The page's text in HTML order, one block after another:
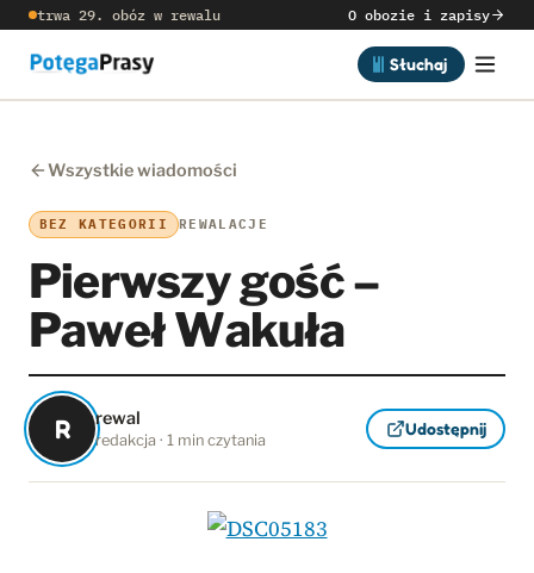
trwa 29. obóz w rewalu O obozie i zapisy
Słuchaj
Wszystkie wiadomości
BEZ KATEGORII REWALACJE
Pierwszy gość –
Paweł Wakuła
R rewal
redakcja · 1 min czytania
Udostępnij